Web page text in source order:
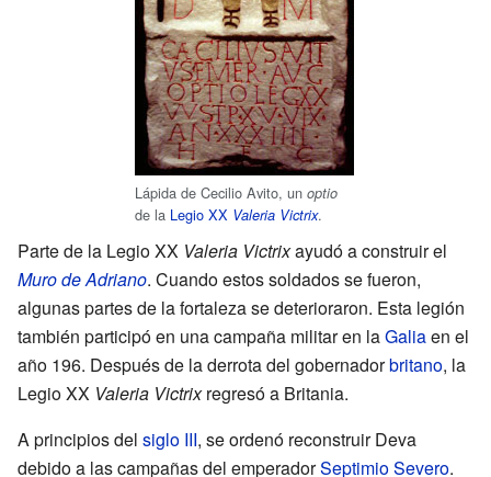
Lápida de Cecilio Avito, un optio
de la Legio XX Valeria Victrix.
Parte de la Legio XX Valeria Victrixayudó a construir el
Muro de Adriano. Cuando estos soldados se fueron,
algunas partes de la fortaleza se deterioraron. Esta legión
también participó en una campaña militar en laGaliaen el
año 196. Después de la derrota del gobernadorbritano, la
Legio XX Valeria Victrixregresó a Britania.
A principios del siglo III, se ordenó reconstruir Deva
debido a las campañas del emperadorSeptimio Severo.